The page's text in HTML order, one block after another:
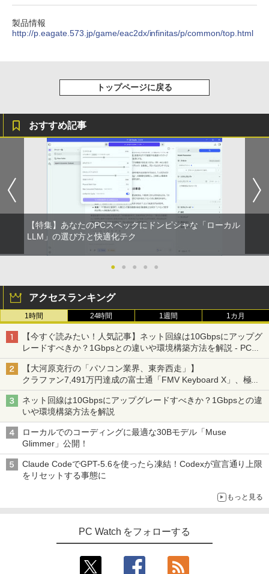
製品情報
http://p.eagate.573.jp/game/eac2dx/infinitas/p/common/top.html
トップページに戻る
おすすめ記事
【特集】あなたのPCスペックにドンピシャな「ローカル
LLM」の選び方と快適化テク
● ● ● ● ●
アクセスランキング
1時間 24時間 1週間 1カ月
【今すぐ読みたい！人気記事】ネット回線は10Gbpsにアップグ
レードすべきか？1Gbpsとの違いや環境構築方法を解説 - PC
Watch
【大河原克行の「パソコン業界、東奔西走」】
クラファン7,491万円達成の富士通「FMV Keyboard X」、極限
の静音化を追求
ネット回線は10Gbpsにアップグレードすべきか？1Gbpsとの違
いや環境構築方法を解説
ローカルでのコーディングに最適な30Bモデル「Muse
Glimmer」公開！
Claude CodeでGPT-5.6を使ったら凍結！Codexが宣言通り上限
をリセットする事態に
もっと見る
PC Watch をフォローする